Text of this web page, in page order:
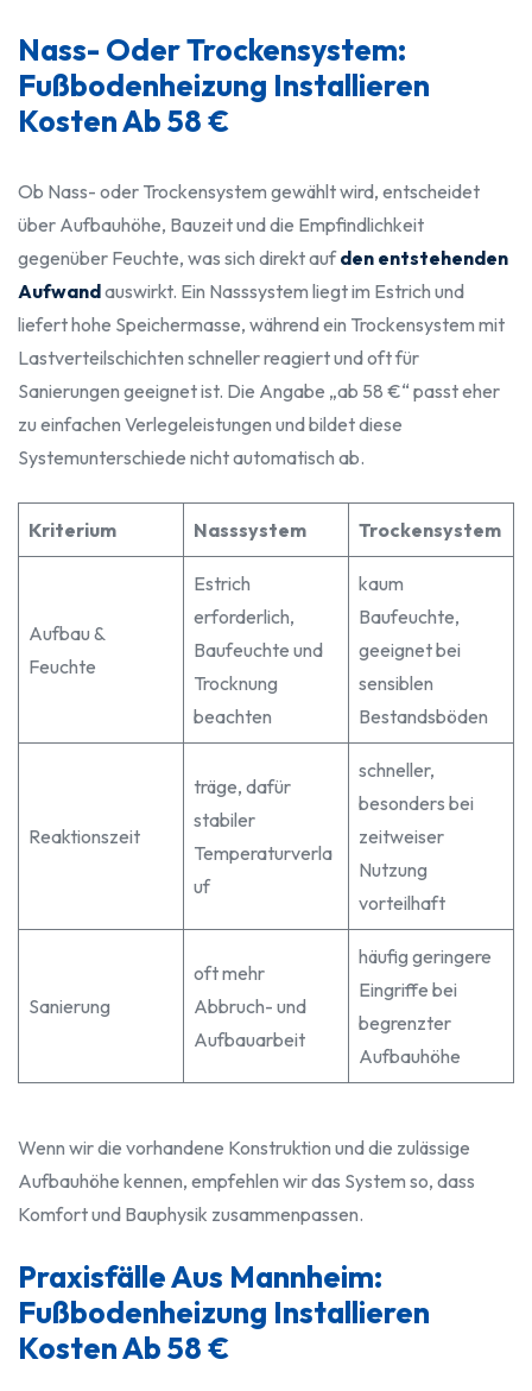
Nass- Oder Trockensystem:
Fußbodenheizung Installieren
Kosten Ab 58 €
Ob Nass- oder Trockensystem gewählt wird, entscheidet
über Aufbauhöhe, Bauzeit und die Empfindlichkeit
gegenüber Feuchte, was sich direkt aufden entstehenden
Aufwandauswirkt. Ein Nasssystem liegt im Estrich und
liefert hohe Speichermasse, während ein Trockensystem mit
Lastverteilschichten schneller reagiert und oft für
Sanierungen geeignet ist. Die Angabe „ab 58 €“ passt eher
zu einfachen Verlegeleistungen und bildet diese
Systemunterschiede nicht automatisch ab.
Kriterium Nasssystem Trockensystem
Aufbau &
Feuchte
Estrich
erforderlich,
Baufeuchte und
Trocknung
beachten
kaum
Baufeuchte,
geeignet bei
sensiblen
Bestandsböden
Reaktionszeit
träge, dafür
stabiler
Temperaturverla
uf
schneller,
besonders bei
zeitweiser
Nutzung
vorteilhaft
Sanierung
oft mehr
Abbruch- und
Aufbauarbeit
häufig geringere
Eingriffe bei
begrenzter
Aufbauhöhe
Wenn wir die vorhandene Konstruktion und die zulässige
Aufbauhöhe kennen, empfehlen wir das System so, dass
Komfort und Bauphysik zusammenpassen.
Praxisfälle Aus Mannheim:
Fußbodenheizung Installieren
Kosten Ab 58 €